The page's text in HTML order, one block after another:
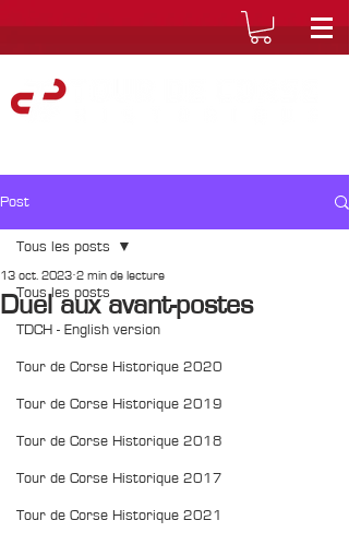
Post
Tous les posts
TDCH - English version
Tour de Corse Historique 2020
Tour de Corse Historique 2019
Tour de Corse Historique 2018
Tour de Corse Historique 2017
Tour de Corse Historique 2021
Tous les posts
Duel aux avant-postes
13 oct. 2023 2 min de lecture